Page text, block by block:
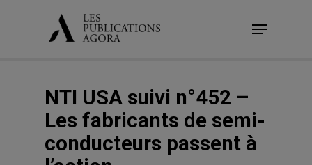
Menu
NTI USA suivi n°452 –
Les fabricants de semi-
conducteurs passent à